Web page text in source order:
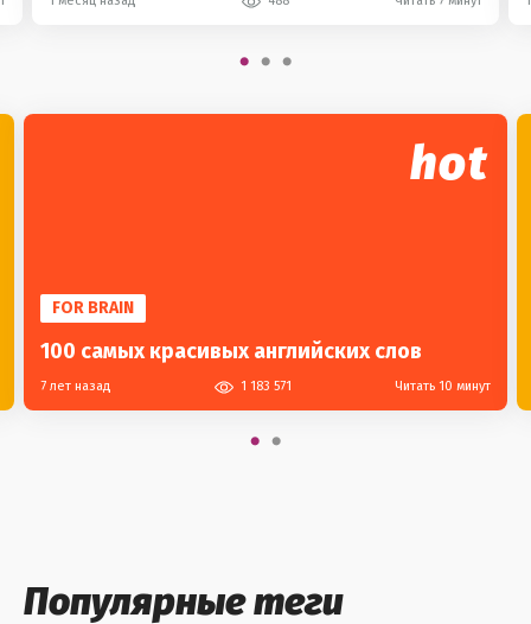
hot
FOR BRAIN
100 самых красивых английских слов
7 лет назад 1 183 571 Читать 10 минут
Популярные теги